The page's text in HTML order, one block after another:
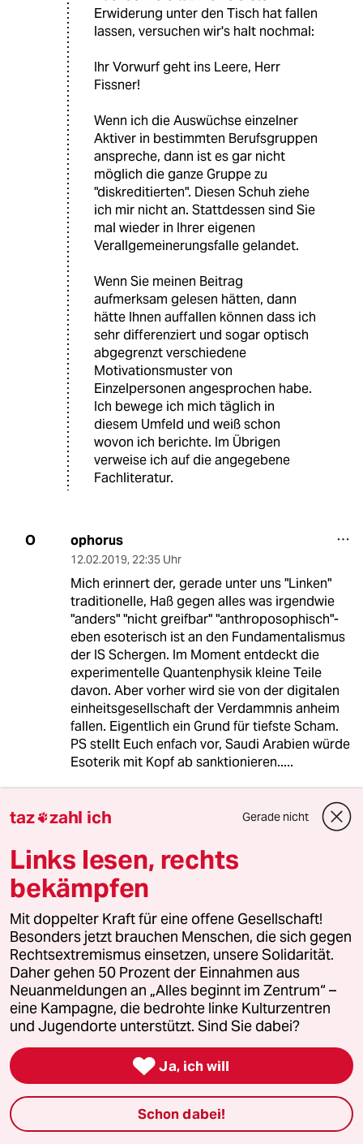
Erwiderung unter den Tisch hat fallen
lassen, versuchen wir's halt nochmal:
Ihr Vorwurf geht ins Leere, Herr
Fissner!
Wenn ich die Auswüchse einzelner
Aktiver in bestimmten Berufsgruppen
anspreche, dann ist es gar nicht
möglich die ganze Gruppe zu
"diskreditierten". Diesen Schuh ziehe
ich mir nicht an. Stattdessen sind Sie
mal wieder in Ihrer eigenen
Verallgemeinerungsfalle gelandet.
Wenn Sie meinen Beitrag
aufmerksam gelesen hätten, dann
hätte Ihnen auffallen können dass ich
sehr differenziert und sogar optisch
abgegrenzt verschiedene
Motivationsmuster von
Einzelpersonen angesprochen habe.
Ich bewege ich mich täglich in
diesem Umfeld und weiß schon
wovon ich berichte. Im Übrigen
verweise ich auf die angegebene
Fachliteratur.
O ophorus
12.02.2019, 22:35 Uhr
Mich erinnert der, gerade unter uns "Linken"
traditionelle, Haß gegen alles was irgendwie
"anders" "nicht greifbar" "anthroposophisch"-
eben esoterisch ist an den Fundamentalismus
der IS Schergen. Im Moment entdeckt die
experimentelle Quantenphysik kleine Teile
davon. Aber vorher wird sie von der digitalen
einheitsgesellschaft der Verdammnis anheim
fallen. Eigentlich ein Grund für tiefste Scham.
PS stellt Euch enfach vor, Saudi Arabien würde
Esoterik mit Kopf ab sanktionieren.....
L LittleRedRooster
Da kann man eigentlich nur noch mit
Altmeister Goethe sagen:
"Es ist erbärmlich anzusehen, wie die
Menschen nach Wundern schnappen, um nur in
ihrem Unsinn und Aberglauben beharren zu
dürfen, und um sich gegen die Ohnmacht des
Menschenverstandes und der Vernunft wehren
zu können."
90118 (Profil gelöscht)
das höchste ziel der menschlichen
vervollkommnung ist das verkaufen.
taz zahl ich Gerade nicht
Links lesen, rechts
bekämpfen
Mit doppelter Kraft für eine offene Gesellschaft!
Besonders jetzt brauchen Menschen, die sich gegen
Rechtsextremismus einsetzen, unsere Solidarität.
Daher gehen 50 Prozent der Einnahmen aus
Neuanmeldungen an „Alles beginnt im Zentrum“ –
eine Kampagne, die bedrohte linke Kulturzentren
und Jugendorte unterstützt. Sind Sie dabei?
 Ja, ich will
Schon dabei!